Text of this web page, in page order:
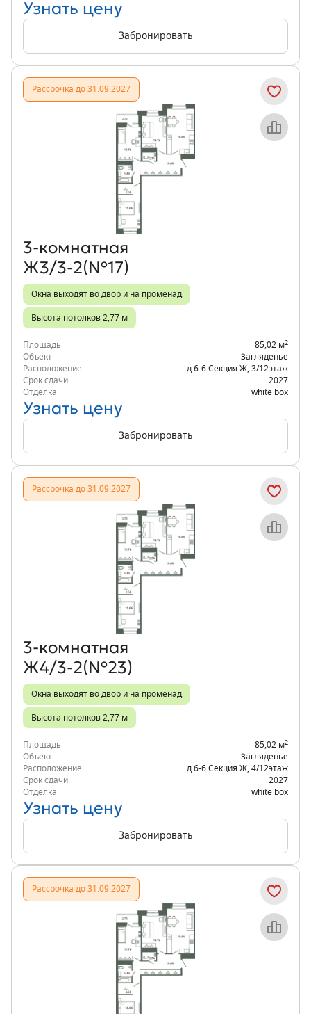
Узнать цену
Забронировать
Рассрочка до 31.09.2027
Объект месяца
3‑комнатная
Ж3/3-2(№17)
Окна выходят во двор и на променад
Высота потолков 2,77 м
Площадь 85,02 м2
Объект
Загляденье
Расположение
д.6-6 Секция Ж 3/12этаж
Срок сдачи
2027
Отделка
white box
Узнать цену
Забронировать
Рассрочка до 31.09.2027
Объект месяца
3‑комнатная
Ж4/3-2(№23)
Окна выходят во двор и на променад
Высота потолков 2,77 м
Площадь 85,02 м2
Объект
Загляденье
Расположение
д.6-6 Секция Ж 4/12этаж
Срок сдачи
2027
Отделка
white box
Узнать цену
Забронировать
Рассрочка до 31.09.2027
Объект месяца